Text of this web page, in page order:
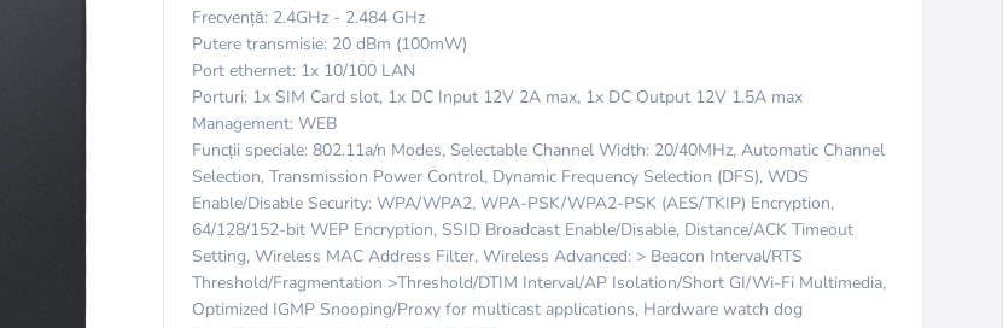
Frecvență: 2.4GHz - 2.484 GHz
Putere transmisie: 20 dBm (100mW)
Port ethernet: 1x 10/100 LAN
Porturi: 1x SIM Card slot, 1x DC Input 12V 2A max, 1x DC Output 12V 1.5A max
Management: WEB
Funcții speciale: 802.11a/n Modes, Selectable Channel Width: 20/40MHz, Automatic Channel
Selection, Transmission Power Control, Dynamic Frequency Selection (DFS), WDS
Enable/Disable Security: WPA/WPA2, WPA-PSK/WPA2-PSK (AES/TKIP) Encryption,
64/128/152-bit WEP Encryption, SSID Broadcast Enable/Disable, Distance/ACK Timeout
Setting, Wireless MAC Address Filter, Wireless Advanced: > Beacon Interval/RTS
Threshold/Fragmentation >Threshold/DTIM Interval/AP Isolation/Short GI/Wi-Fi Multimedia,
Optimized IGMP Snooping/Proxy for multicast applications, Hardware watch dog